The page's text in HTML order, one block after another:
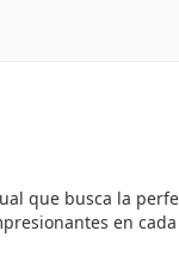
que busca la
en cada